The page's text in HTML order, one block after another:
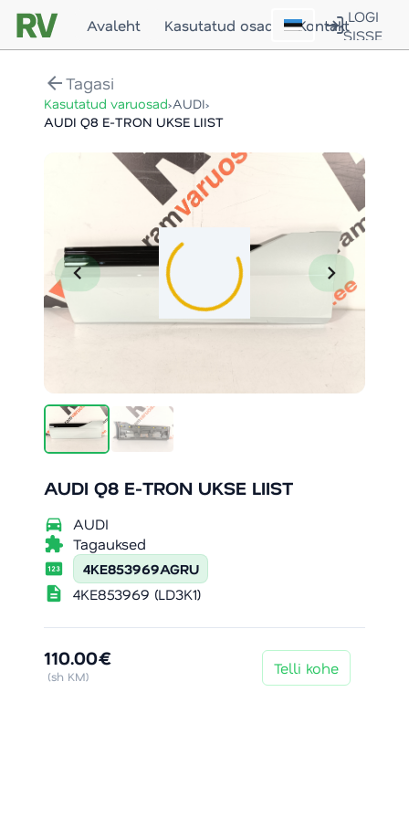
Avaleht Kasutatud osad KontaktLOGI
SISSE
arrow_backTagasi
Kasutatud varuosad›AUDI›
AUDI Q8 E-TRON UKSE LIIST
chevron_left chevron_right
AUDI Q8 E-TRON UKSE LIIST
directions_car AUDI
extension Tagauksed
pin 4KE853969AGRU
description 4KE853969 (LD3K1)
110.00€
(sh KM) Telli kohe